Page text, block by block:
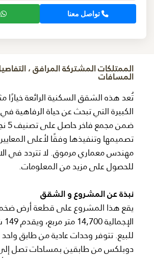
تواصل معنا
الممتلكات المشتركة المرافق ،
المسافات
تُعد هذه الشقق السكنية الرائعة خيارًا
الكبيرة التي تبحث عن حياة الرفاهية
تصميمها وتنفيذها وفقًا لأعلى
مهندس معماري مرموق. لا تتردد في
للحصول على مزيد من المعلومات.
نبذة عن المشروع و الشقق
يقع هذا المشروع على قطعة أرض
للبيع. تتوفر وحدات عادية من طابق
دوبلكس من طابقين بمساحات تصل